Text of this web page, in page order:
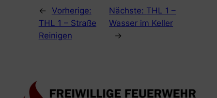
←
Vorherige:
THL 1 – Straße
Reinigen
Nächste: THL 1 –
Wasser im Keller
→